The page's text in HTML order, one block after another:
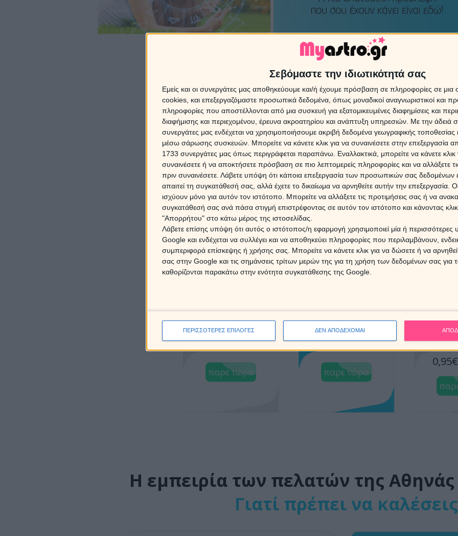
Σεβόμαστε την ιδιωτικότητά σας
Εμείς και οι συνεργάτες μας αποθηκεύουμε και/ή έχουμε πρόσβαση σε πληροφορίες σε
cookies, και επεξεργαζόμαστε προσωπικά δεδομένα, όπως μοναδικοί αναγνωριστικοί και
πληροφορίες που αποστέλλονται από μια συσκευή για εξατομικευμένες διαφημίσεις και
διαφήμισης και περιεχομένου, έρευνα ακροατηρίου και ανάπτυξη υπηρεσιών. Με την άδειά
συνεργάτες μας ενδέχεται να χρησιμοποιήσουμε ακριβή δεδομένα γεωγραφικής τοποθεσίας
μέσω σάρωσης συσκευών. Μπορείτε να κάνετε κλικ για να συναινέσετε στην επεξεργασία
1733 συνεργάτες μας όπως περιγράφεται παραπάνω. Εναλλακτικά, μπορείτε να κάνετε κλικ
συναινέσετε ή να αποκτήσετε πρόσβαση σε πιο λεπτομερείς πληροφορίες και να αλλάξετε
πριν συναινέσετε. Λάβετε υπόψη ότι κάποια επεξεργασία των προσωπικών σας δεδομένων
απαιτεί τη συγκατάθεσή σας, αλλά έχετε το δικαίωμα να αρνηθείτε αυτήν την επεξεργασία.
ισχύουν μόνο για αυτόν τον ιστότοπο. Μπορείτε να αλλάξετε τις προτιμήσεις σας ή να
συγκατάθεσή σας ανά πάσα στιγμή επιστρέφοντας σε αυτόν τον ιστότοπο και κάνοντας
"Απορρήτου" στο κάτω μέρος της ιστοσελίδας.
Λάβετε επίσης υπόψη ότι αυτός ο ιστότοπος/η εφαρμογή χρησιμοποιεί μία ή περισσότερες
Google και ενδέχεται να συλλέγει και να αποθηκεύει πληροφορίες που περιλαμβάνουν,
συμπεριφορά επίσκεψης ή χρήσης σας. Μπορείτε να κάνετε κλικ για να δώσετε ή να
σας στην Google και τις σημάνσεις τρίτων μερών της για τη χρήση των δεδομένων σας
καθορίζονται παρακάτω στην ενότητα συγκατάθεσης της Google.
ΠΕΡΙΣΣΟΤΕΡΕΣ ΕΠΙΛΟΓΕΣ ΔΕΝ ΑΠΟΔΕΧΟΜΑΙ
Πρόβλεψη σε σταθερό
και χαμηλή τιμή από Ελλάδα και
10' ΛΕΠΤΑ
14€
παρε τώρα
20' ΛΕΠΤΑ
26€
παρε τώρα
30'
60' ΛΕΠΤΑ
66€
παρε τώρα
90' ΛΕΠΤΑ
90€
παρε τώρα
120'
Η εμπειρία των πελατών της
Γιατί πρέπει να καλέσεις